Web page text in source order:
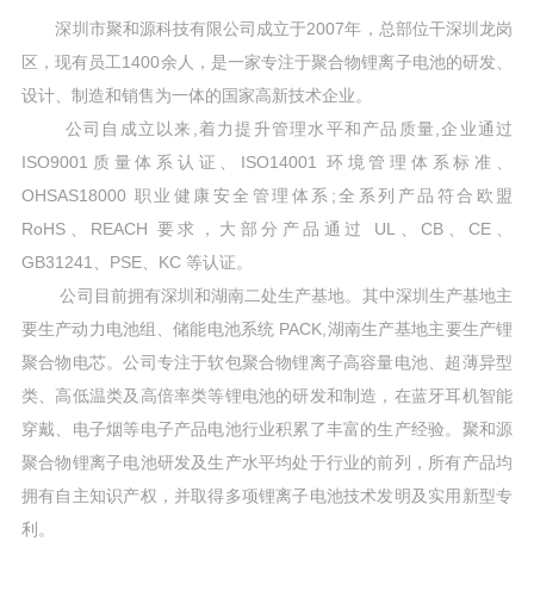
深圳市聚和源科技有限公司成立于2007年，总部位干深圳龙岗
区，现有员工1400余人，是一家专注于聚合物锂离子电池的研发、
设计、制造和销售为一体的国家高新技术企业。
公司自成立以来,着力提升管理水平和产品质量,企业通过
ISO9001质量体系认证、ISO14001 环境管理体系标准、
OHSAS18000 职业健康安全管理体系;全系列产品符合欧盟
RoHS、REACH 要求，大部分产品通过 UL、CB、CE、
GB31241、PSE、KC 等认证。
公司目前拥有深圳和湖南二处生产基地。其中深圳生产基地主
要生产动力电池组、储能电池系统 PACK,湖南生产基地主要生产锂
聚合物电芯。公司专注于软包聚合物锂离子高容量电池、超薄异型
类、高低温类及高倍率类等锂电池的研发和制造，在蓝牙耳机智能
穿戴、电子烟等电子产品电池行业积累了丰富的生产经验。聚和源
聚合物锂离子电池研发及生产水平均处于行业的前列，所有产品均
拥有自主知识产权，并取得多项锂离子电池技术发明及实用新型专
利。